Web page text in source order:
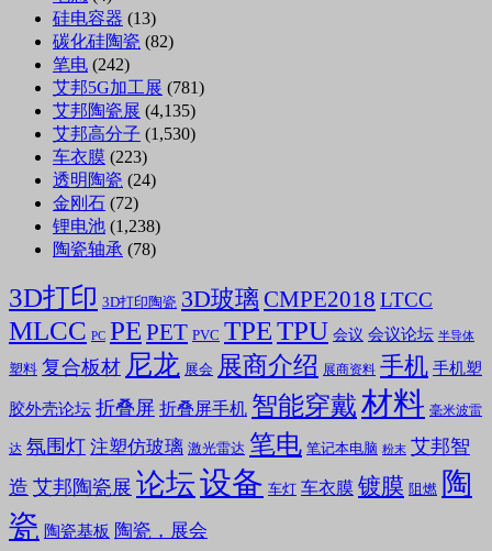
硅电容器 (13)
碳化硅陶瓷 (82)
笔电 (242)
艾邦5G加工展 (781)
艾邦陶瓷展 (4,135)
艾邦高分子 (1,530)
车衣膜 (223)
透明陶瓷 (24)
金刚石 (72)
锂电池 (1,238)
陶瓷轴承 (78)
3D打印 3D打印陶瓷 3D玻璃 CMPE2018 LTCC
MLCC PC PE PET PVC TPETPU 会议 会议论坛 半导体
塑料 复合板材 尼龙 展会 展商介绍 展商资料 手机 手机塑
胶外壳论坛 折叠屏 折叠屏手机 智能穿戴材料 毫米波雷
达 氛围灯 注塑仿玻璃 激光雷达 笔电 笔记本电脑 粉末 艾邦智
造 艾邦陶瓷展 论坛设备 车灯 车衣膜 镀膜 阻燃 陶
瓷 陶瓷基板 陶瓷，展会